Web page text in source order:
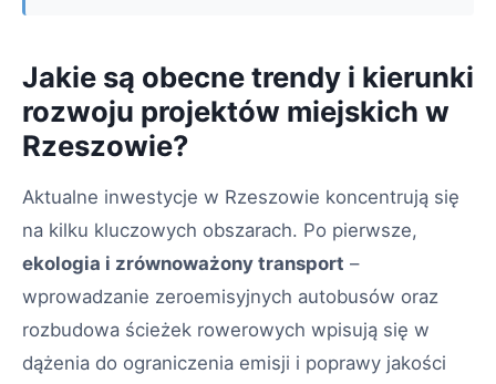
Jakie są obecne trendy i kierunki
rozwoju projektów miejskich w
Rzeszowie?
Aktualne inwestycje w Rzeszowie koncentrują się
na kilku kluczowych obszarach. Po pierwsze,
ekologia i zrównoważony transport –
wprowadzanie zeroemisyjnych autobusów oraz
rozbudowa ścieżek rowerowych wpisują się w
dążenia do ograniczenia emisji i poprawy jakości